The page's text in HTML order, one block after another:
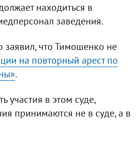
находиться в
заведения.
что Тимошенко не
на повторный арест по
.
участия в этом суде,
принимаются не в суде, а в